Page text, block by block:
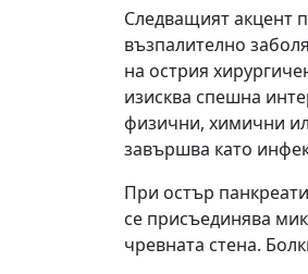
Следващият акцент
възпалително
на острия
изисква спешна
физични, химични
завършва като
При остър
се присъединява
чревната стена.